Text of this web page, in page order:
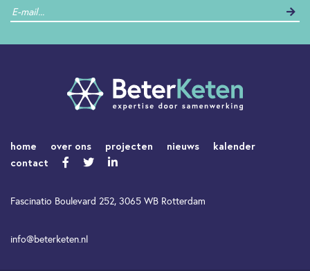
home over ons projecten nieuws
kalender
contact
Fascinatio Boulevard 252, 3065 WB Rotterdam
info@beterketen.nl